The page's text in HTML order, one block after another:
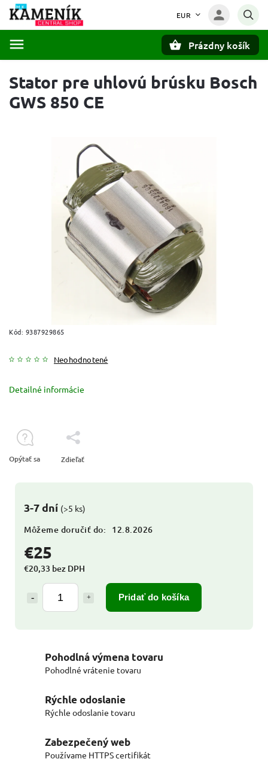
EUR
Prázdny košík
Stator pre uhlovú brúsku Bosch
GWS 850 CE
Kód: 9387929865
Neohodnotené
€25
€20,33 bez DPH
Pridať do košíka
3-7 dní (>5 ks)
Môžeme doručiť do: 12.8.2026
Detailné informácie
Opýtať sa Zdieľať
Pohodlná výmena tovaru
Pohodlné vrátenie tovaru
Rýchle odoslanie
Rýchle odoslanie tovaru
Zabezpečený web
Používame HTTPS certifikát